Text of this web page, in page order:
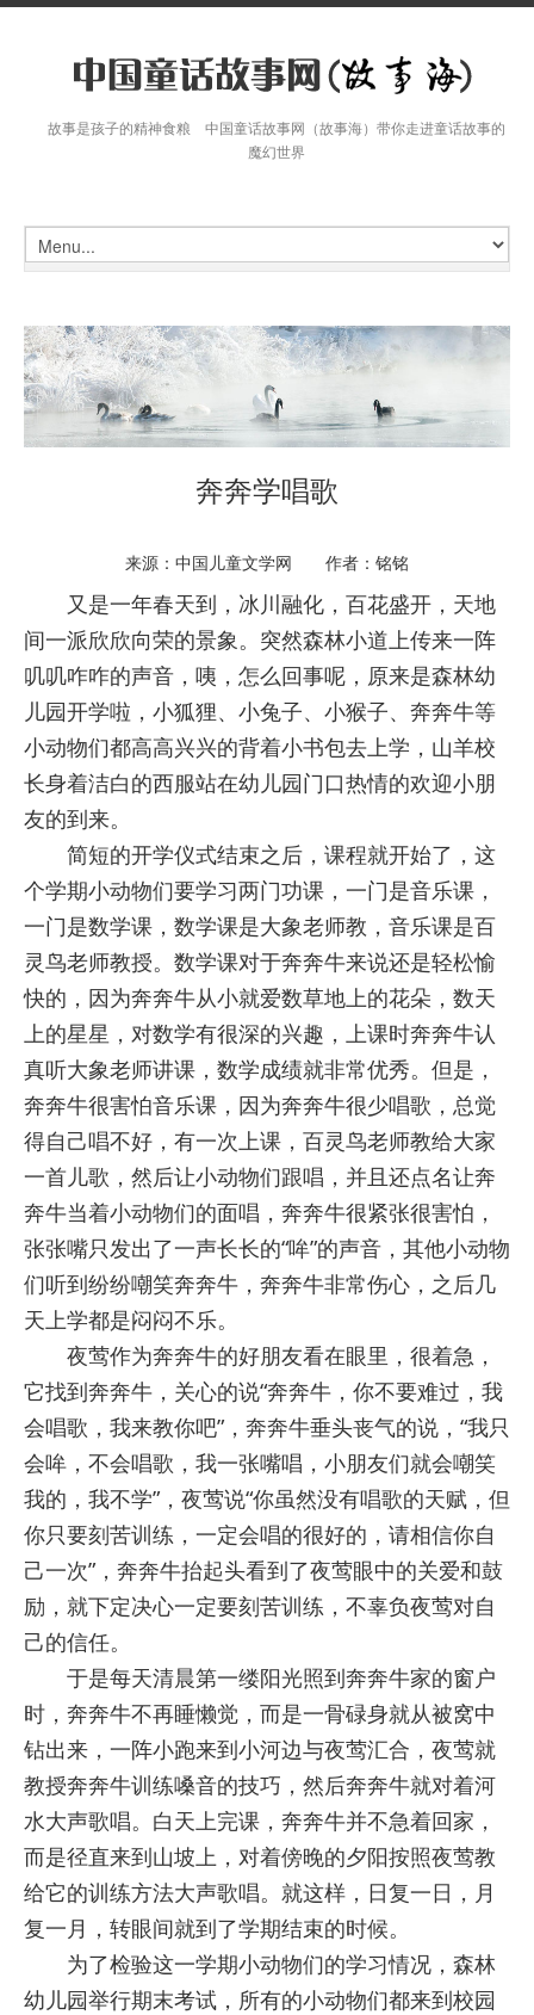
故事是孩子的精神食粮 中国童话故事网（故事海）带你走进童话故事的
魔幻世界
奔奔学唱歌
来源：中国儿童文学网 作者：铭铭
又是一年春天到，冰川融化，百花盛开，天地
间一派欣欣向荣的景象。突然森林小道上传来一阵
叽叽咋咋的声音，咦，怎么回事呢，原来是森林幼
儿园开学啦，小狐狸、小兔子、小猴子、奔奔牛等
小动物们都高高兴兴的背着小书包去上学，山羊校
长身着洁白的西服站在幼儿园门口热情的欢迎小朋
友的到来。
简短的开学仪式结束之后，课程就开始了，这
个学期小动物们要学习两门功课，一门是音乐课，
一门是数学课，数学课是大象老师教，音乐课是百
灵鸟老师教授。数学课对于奔奔牛来说还是轻松愉
快的，因为奔奔牛从小就爱数草地上的花朵，数天
上的星星，对数学有很深的兴趣，上课时奔奔牛认
真听大象老师讲课，数学成绩就非常优秀。但是，
奔奔牛很害怕音乐课，因为奔奔牛很少唱歌，总觉
得自己唱不好，有一次上课，百灵鸟老师教给大家
一首儿歌，然后让小动物们跟唱，并且还点名让奔
奔牛当着小动物们的面唱，奔奔牛很紧张很害怕，
张张嘴只发出了一声长长的“哞”的声音，其他小动物
们听到纷纷嘲笑奔奔牛，奔奔牛非常伤心，之后几
天上学都是闷闷不乐。
夜莺作为奔奔牛的好朋友看在眼里，很着急，
它找到奔奔牛，关心的说“奔奔牛，你不要难过，我
会唱歌，我来教你吧”，奔奔牛垂头丧气的说，“我只
会哞，不会唱歌，我一张嘴唱，小朋友们就会嘲笑
我的，我不学”，夜莺说“你虽然没有唱歌的天赋，但
你只要刻苦训练，一定会唱的很好的，请相信你自
己一次”，奔奔牛抬起头看到了夜莺眼中的关爱和鼓
励，就下定决心一定要刻苦训练，不辜负夜莺对自
己的信任。
于是每天清晨第一缕阳光照到奔奔牛家的窗户
时，奔奔牛不再睡懒觉，而是一骨碌身就从被窝中
钻出来，一阵小跑来到小河边与夜莺汇合，夜莺就
教授奔奔牛训练嗓音的技巧，然后奔奔牛就对着河
水大声歌唱。白天上完课，奔奔牛并不急着回家，
而是径直来到山坡上，对着傍晚的夕阳按照夜莺教
给它的训练方法大声歌唱。就这样，日复一日，月
复一月，转眼间就到了学期结束的时候。
为了检验这一学期小动物们的学习情况，森林
幼儿园举行期末考试，所有的小动物们都来到校园